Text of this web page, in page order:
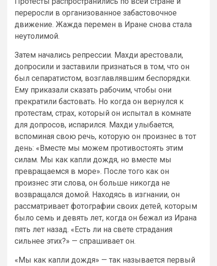
переросли в организованное забастовочное
движение. Жажда перемен в Иране снова стала
неутолимой.
Затем начались репрессии. Махди арестовали,
допросили и заставили признаться в том, что он
был сепаратистом, возглавлявшим беспорядки.
Ему приказали сказать рабочим, чтобы они
прекратили бастовать. Но когда он вернулся к
протестам, страх, который он испытал в комнате
для допросов, испарился. Махди улыбается,
вспоминая свою речь, которую он произнес в тот
день: «Вместе мы можем противостоять этим
силам. Мы как капли дождя, но вместе мы
превращаемся в море». После того как он
произнес эти слова, он больше никогда не
возвращался домой. Находясь в изгнании, он
рассматривает фотографии своих детей, которым
было семь и девять лет, когда он бежал из Ирана
пять лет назад. «Есть ли на свете страдания
сильнее этих?» — спрашивает он.
«Мы как капли дождя» — так называется первый